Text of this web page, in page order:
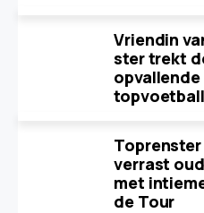
Vriendin
ster trekt
verrast
met
de Tour